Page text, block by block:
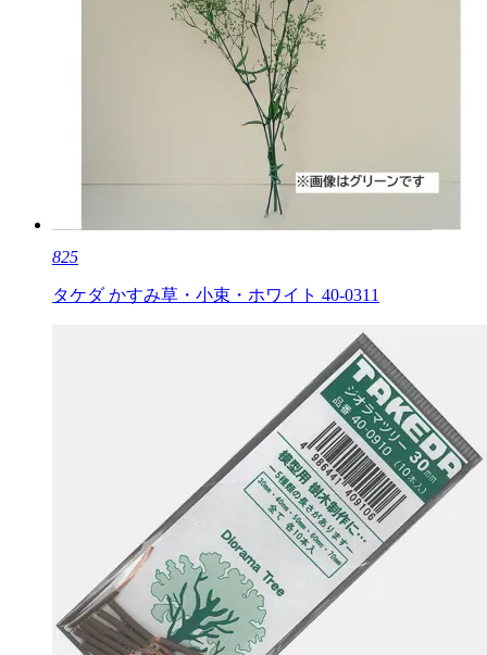
825
タケダ かすみ草・小束・ホワイト 40-0311